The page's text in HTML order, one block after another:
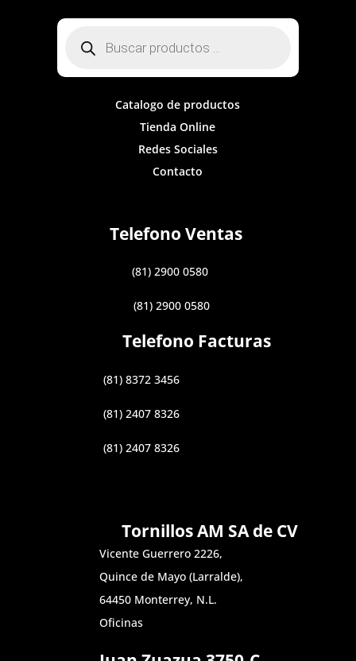
productos
Catalogo de productos
Tienda Online
Redes Sociales
Contacto
Telefono Ventas
(81) 2900 0580
(81) 2900 0580
Telefono Facturas
(81) 8372 3456
(81) 2407 8326
(81) 2407 8326
Tornillos AM SA de CV
Vicente Guerrero 2226,
Quince de Mayo (Larralde),
64450 Monterrey, N.L.
Oficinas